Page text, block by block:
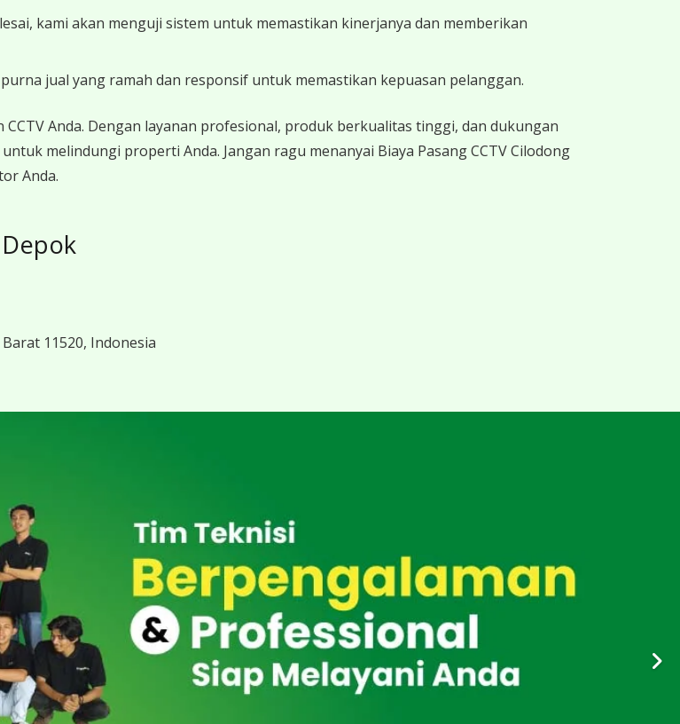
kami akan menguji sistem untuk memastikan kinerjanya dan memberikan
jual yang ramah dan responsif untuk memastikan kepuasan pelanggan.
Anda. Dengan layanan profesional, produk berkualitas tinggi, dan dukungan
melindungi properti Anda. Jangan ragu menanyai Biaya Pasang CCTV Cilodong
Anda.
11520, Indonesia